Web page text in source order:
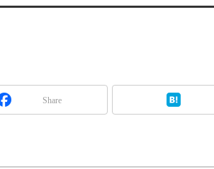
Share